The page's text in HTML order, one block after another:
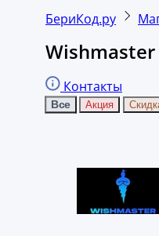
БериКод.ру
Контакты
Все Акция